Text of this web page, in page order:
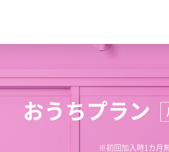
おうちプラン
※初回加入時1カ月